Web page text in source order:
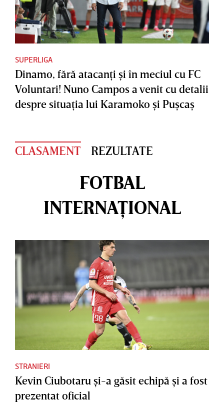
CLASAMENT REZULTATE
SUPERLIGA
Dinamo, fără atacanţi şi în meciul cu FC
Voluntari! Nuno Campos a venit cu detalii
despre situaţia lui Karamoko şi Puşcaş
FOTBAL
INTERNAȚIONAL
STRANIERI
Kevin Ciubotaru şi-a găsit echipă şi a fost
prezentat oficial